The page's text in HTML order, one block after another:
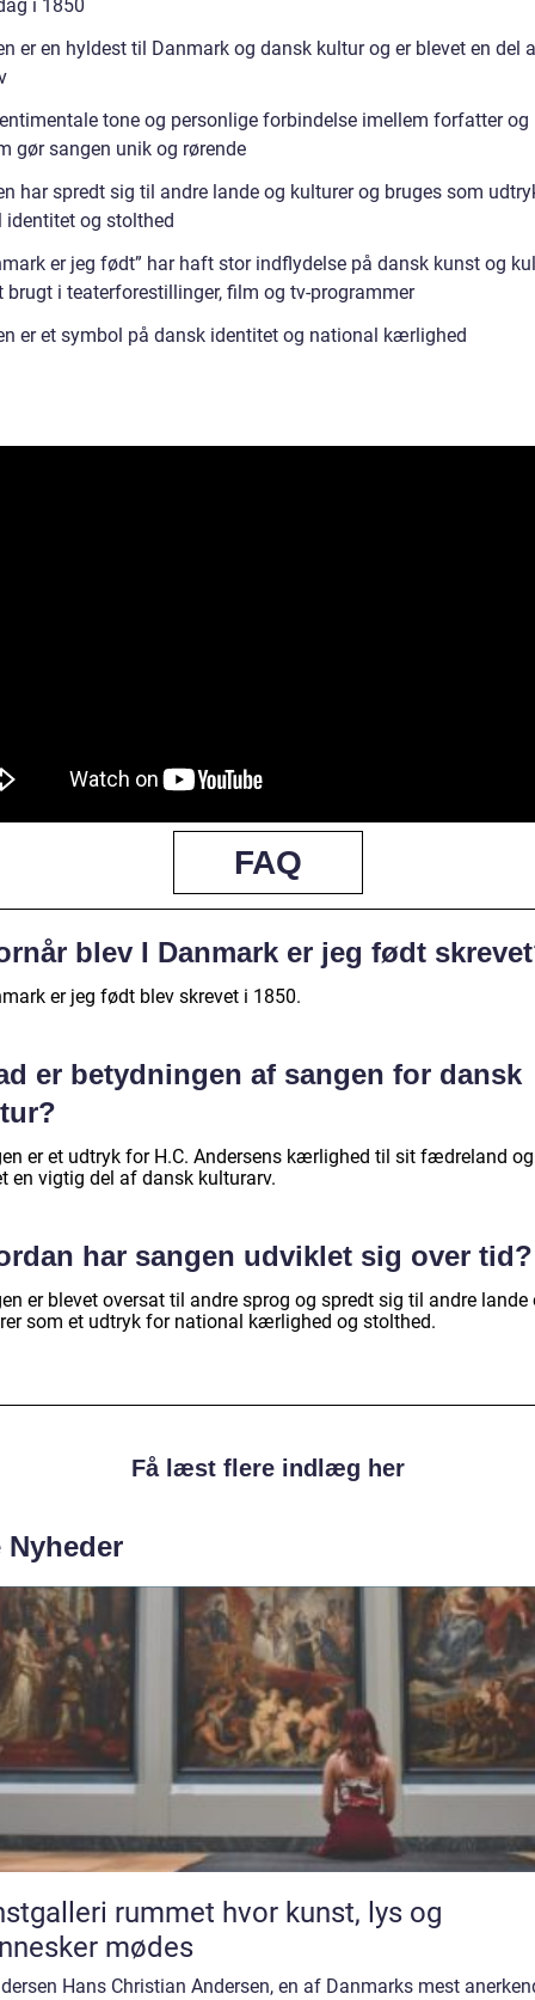
i 1850
er en hyldest til Danmark og dansk kultur og er blevet en del
tone og personlige forbindelse imellem forfatter og
gør sangen unik og rørende
har spredt sig til andre lande og kulturer og bruges som
identitet og stolthed
er jeg født” har haft stor indflydelse på dansk kunst og
brugt i teaterforestillinger, film og tv-programmer
er et symbol på dansk identitet og national kærlighed
FAQ
blev I Danmark er jeg født
er jeg født blev skrevet i 1850.
er betydningen af sangen for dansk
er et udtryk for H.C. Andersens kærlighed til sit fædreland
en vigtig del af dansk kulturarv.
har sangen udviklet sig over tid?
er blevet oversat til andre sprog og spredt sig til andre lande
som et udtryk for national kærlighed og stolthed.
Få læst flere indlæg her
Nyheder
hvor kunst, lys og
mødes
Hans Christian Andersen, en af Danmarks mest